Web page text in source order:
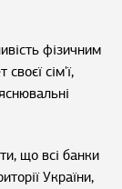
фізичним
сім'ї,
що всі банки
України,